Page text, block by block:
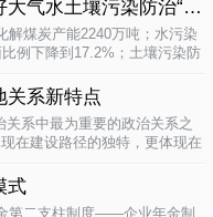
04-12
山西下发行动计划打好大气水土壤污染防治“三战役”
解煤炭产能2240万吨；水污染
例下降到17.2%；土壤污染防
关系新特点
系中最为重要的政治关系之
在建设路径的独特，更体现在
式
第二支柱制度——企业年金制